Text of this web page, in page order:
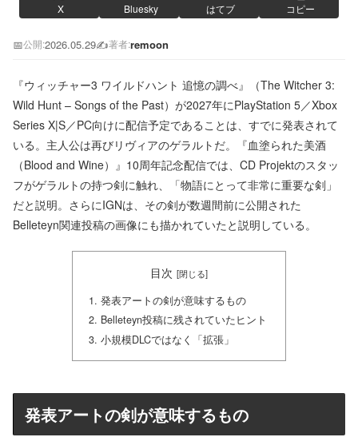
X Bluesky はてブ コピー
📅公開:2026.05.29✍️著者:remoon
『ウィッチャー3 ワイルドハント 追憶の調べ』（The Witcher 3:
Wild Hunt – Songs of the Past）が2027年にPlayStation 5／Xbox
Series X|S／PC向けに配信予定であることは、すでに発表されて
いる。主人公は再びリヴィアのゲラルトだ。『血塗られた美酒
（Blood and Wine）』10周年記念配信では、CD Projektのスタッ
フがゲラルトの持つ剣に触れ、「物語にとって非常に重要な剣」
だと説明。さらにIGNは、その剣が数週間前に公開された
Belleteyn関連投稿の画像にも描かれていたと説明している。
目次
発表アートの剣が意味するもの
Belleteyn投稿に残されていたヒント
小規模DLCではなく「拡張」
発表アートの剣が意味するもの